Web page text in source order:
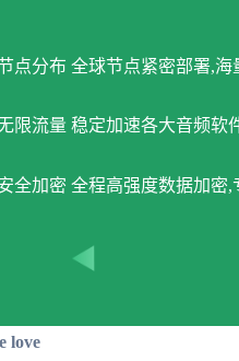
点分布 全球节点紧密部署,
限流量 稳定加速各大音频软
全加密 全程高强度数据加密
love